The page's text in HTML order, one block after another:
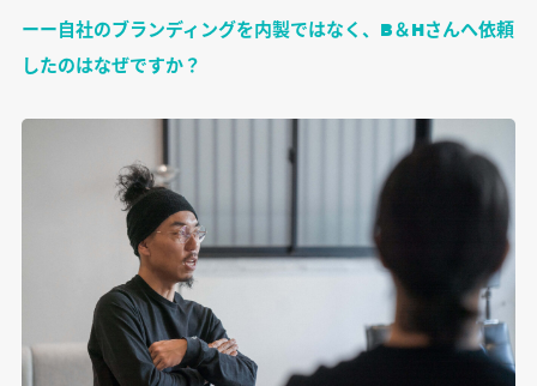
ーー自社のブランディングを内製ではなく、B＆Hさんへ依頼
したのはなぜですか？